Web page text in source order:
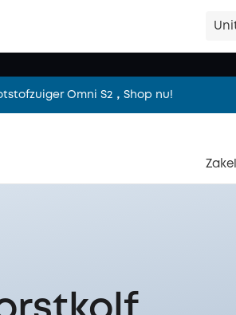
en meer. Ontdek alles van eufy!
Omni S2，Shop nu!